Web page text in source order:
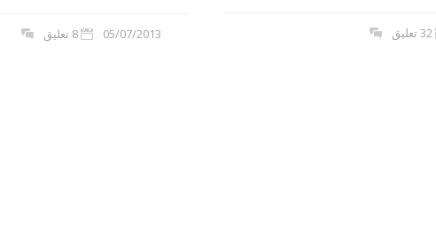
05/07/2013 8 تعليق 32 تعليق